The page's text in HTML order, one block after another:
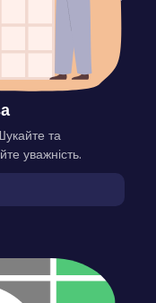
та
уважність.